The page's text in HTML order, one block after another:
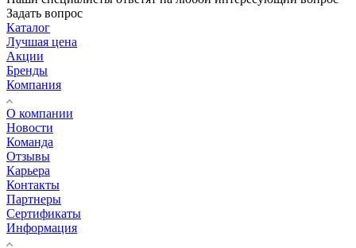
Задать вопрос
Каталог
Лучшая цена
Акции
Бренды
Компания
О компании
Новости
Команда
Отзывы
Карьера
Контакты
Партнеры
Сертификаты
Информация